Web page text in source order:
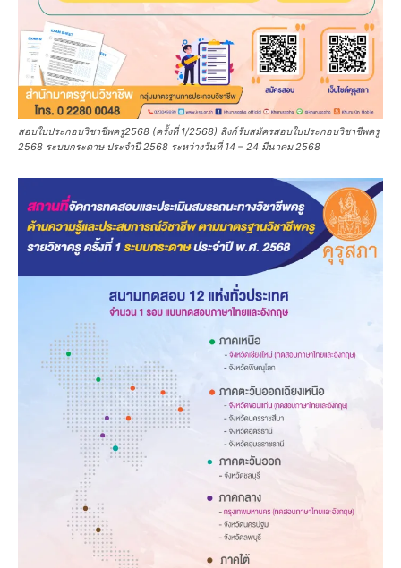
สอบใบประกอบวิชาชีพครู2568 (ครั้งที่ 1/2568) ลิงก์รับสมัครสอบใบประกอบวิชาชีพครู
2568 ระบบกระดาษ ประจำปี 2568 ระหว่างวันที่ 14 – 24 มีนาคม 2568